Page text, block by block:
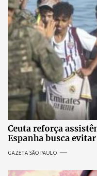
Ceuta reforça
Espanha busca
GAZETA SÃO PAULO